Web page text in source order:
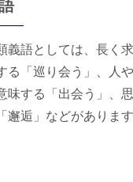
義語としては、長く
る「巡り会う」、人
味する「出会う」、
邂逅」などがあります